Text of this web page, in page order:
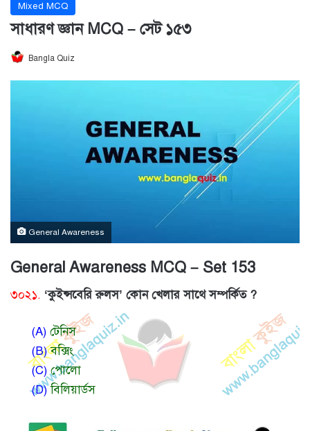
Mixed MCQ
সাধারণ জ্ঞান MCQ – সেট ১৫৩
Bangla Quiz
General Awareness
General Awareness MCQ – Set 153
৩০২১. ‘কুইন্সবেরি রুলস’ কোন খেলার সাথে সম্পর্কিত ?
(A) টেনিস
(B)বক্সিং
(C)পোলো
(D)বিলিয়ার্ডস